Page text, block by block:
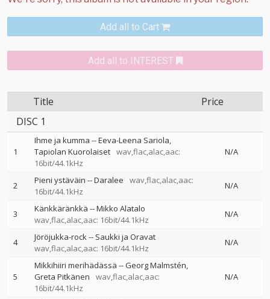
Add all to Cart
Add all to INTEREST
Title
Price
DISC 1
1
Ihme ja kumma --Eeva-Leena Sariola
Tapiolan Kuorolaiset wav,flac,alac,aac:
16bit/44.1kHz
N/A
2 Pieni ystäväin --Daralee
wav,flac,alac,aac:
16bit/44.1kHz
N/A
3 Känkkäränkkä --Mikko Alatalo
wav,flac,alac,aac: 16bit/44.1kHz
N/A
4 Jöröjukka-rock-- Saukki ja Oravat
wav,flac,alac,aac: 16bit/44.1kHz
N/A
5
Mikkihiiri merihädässä --Georg Malmstén
Greta Pitkänen
wav,flac,alac,aac:
16bit/44.1kHz
N/A